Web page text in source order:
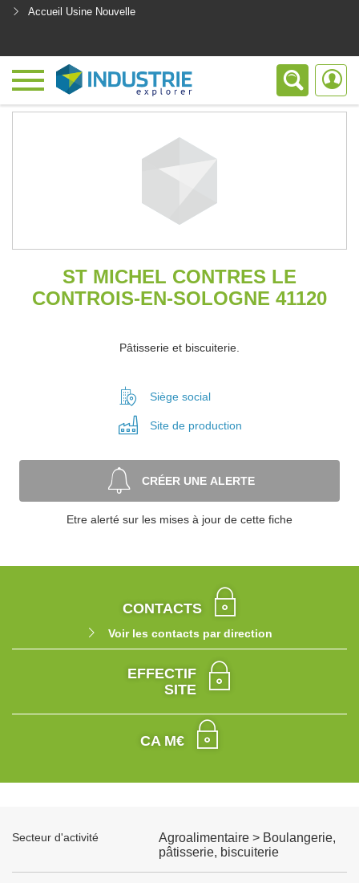
Accueil Usine Nouvelle
ST MICHEL CONTRES LE
CONTROIS-EN-SOLOGNE 41120
Pâtisserie et biscuiterie.
Siège social
Site de production
CRÉER UNE ALERTE
Etre alerté sur les mises à jour de cette fiche
CONTACTS
Voir les contacts par direction
EFFECTIF
SITE
CA M€
Secteur d'activité
Agroalimentaire > Boulangerie,
pâtisserie, biscuiterie